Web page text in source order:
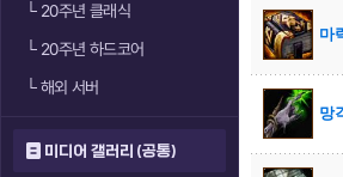
└20주년 클래식
└20주년 하드코어
└해외 서버
미디어 갤러리 (공통)
마
망